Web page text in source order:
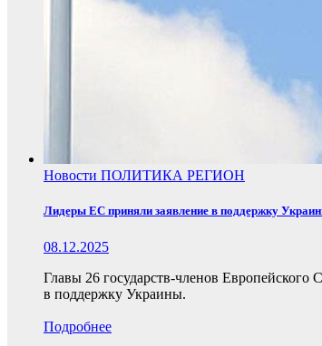
Новости ПОЛИТИКА РЕГИОН
Лидеры ЕС приняли заявление в поддержку
08.12.2025
Главы 26 государств-членов
в поддержку Украины.
Подробнее